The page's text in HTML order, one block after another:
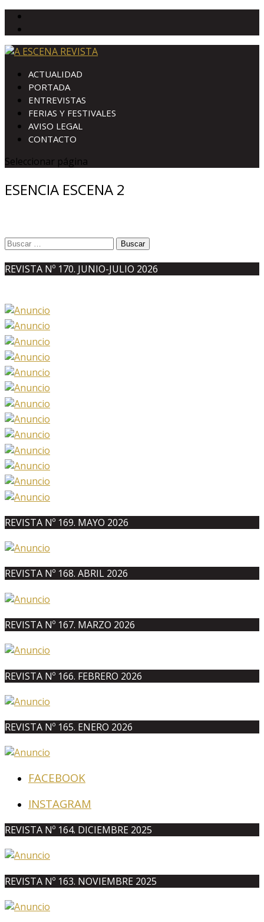
ACTUALIDAD
PORTADA
ENTREVISTAS
FERIAS Y FESTIVALES
AVISO LEGAL
CONTACTO
Seleccionar página
ESENCIA ESCENA 2
Buscar:
REVISTA Nº 170. JUNIO-JULIO 2026
REVISTA Nº 169. MAYO 2026
REVISTA Nº 168. ABRIL 2026
REVISTA Nº 167. MARZO 2026
REVISTA Nº 166. FEBRERO 2026
REVISTA Nº 165. ENERO 2026
FACEBOOK
INSTAGRAM
REVISTA Nº 164. DICIEMBRE 2025
REVISTA Nº 163. NOVIEMBRE 2025